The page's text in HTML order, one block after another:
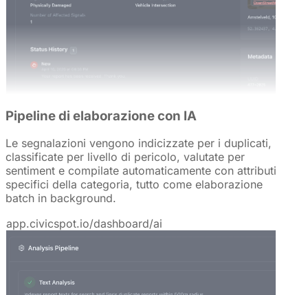
Pipeline di elaborazione con IA
Le segnalazioni vengono indicizzate per i duplicati,
classificate per livello di pericolo, valutate per
sentiment e compilate automaticamente con attributi
specifici della categoria, tutto come elaborazione
batch in background.
app.civicspot.io/dashboard/ai